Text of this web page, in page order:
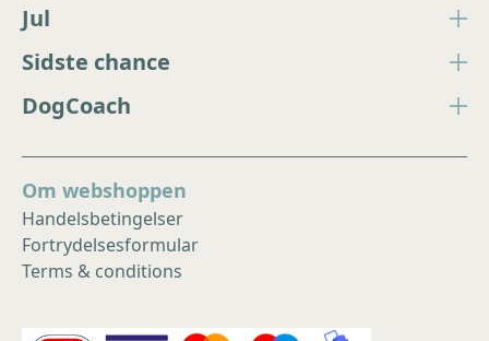
Jul
Sidste chance
DogCoach
Om webshoppen
Handelsbetingelser
Fortrydelsesformular
Terms & conditions